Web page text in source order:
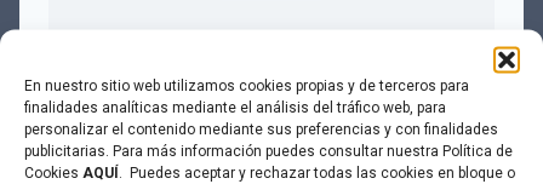
En nuestro sitio web utilizamos cookies propias y de terceros para
finalidades analíticas mediante el análisis del tráfico web, para
personalizar el contenido mediante sus preferencias y con finalidades
publicitarias. Para más información puedes consultar nuestra Política de
Cookies AQUÍ . Puedes aceptar y rechazar todas las cookies en bloque o
Cerrado